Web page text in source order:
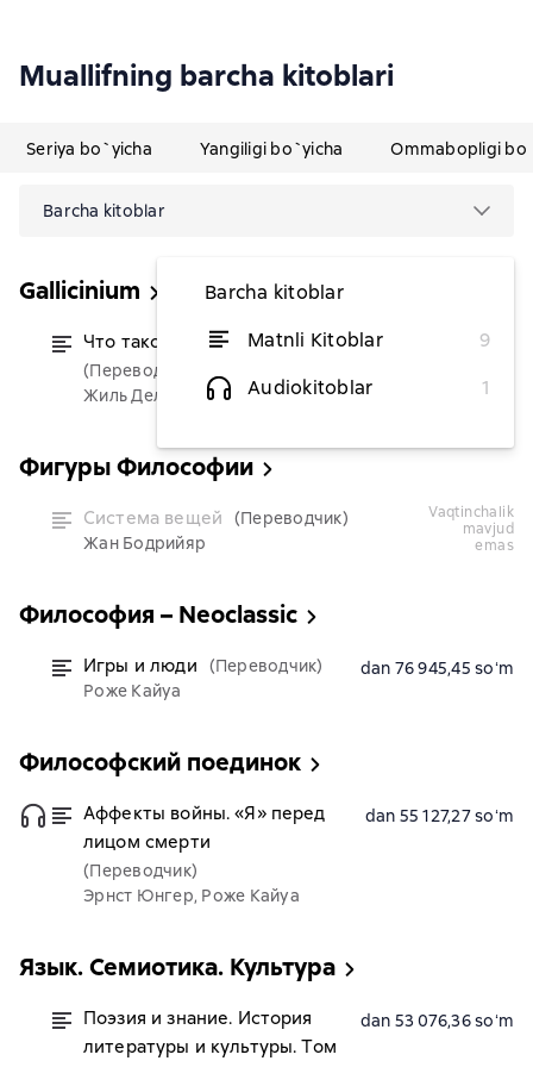
Muallifning barcha kitoblari
Seriya bo`yicha Yangiligi bo`yicha Ommabopligi
Barcha kitoblar
Barcha kitoblar
Matnli Kitoblar
9
Audiokitoblar
1
Gallicinium
Что такое философия
(Переводчик)
Жиль Делёз, Феликс Гваттари
dan 80 000 soʻm
Фигуры Философии
Система вещей
(Переводчик)
Жан Бодрийяр
vaqtinchalik
mavjud
emas
Философия – Neoclassic
Игры и люди
(Переводчик)
Роже Кайуа
dan 76 945,45 soʻm
Философский поединок
Аффекты войны. «Я» перед
лицом смерти
(Переводчик)
Эрнст Юнгер, Роже Кайуа
dan 55 127,27 soʻm
Язык. Семиотика. Культура
Поэзия и знание. История
литературы и культуры. Том
dan 53 076,36 soʻm